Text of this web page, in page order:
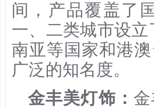
间，产品覆盖了
一、二类城市设
南亚等国家和港
广泛的知名度。
金丰美灯饰：